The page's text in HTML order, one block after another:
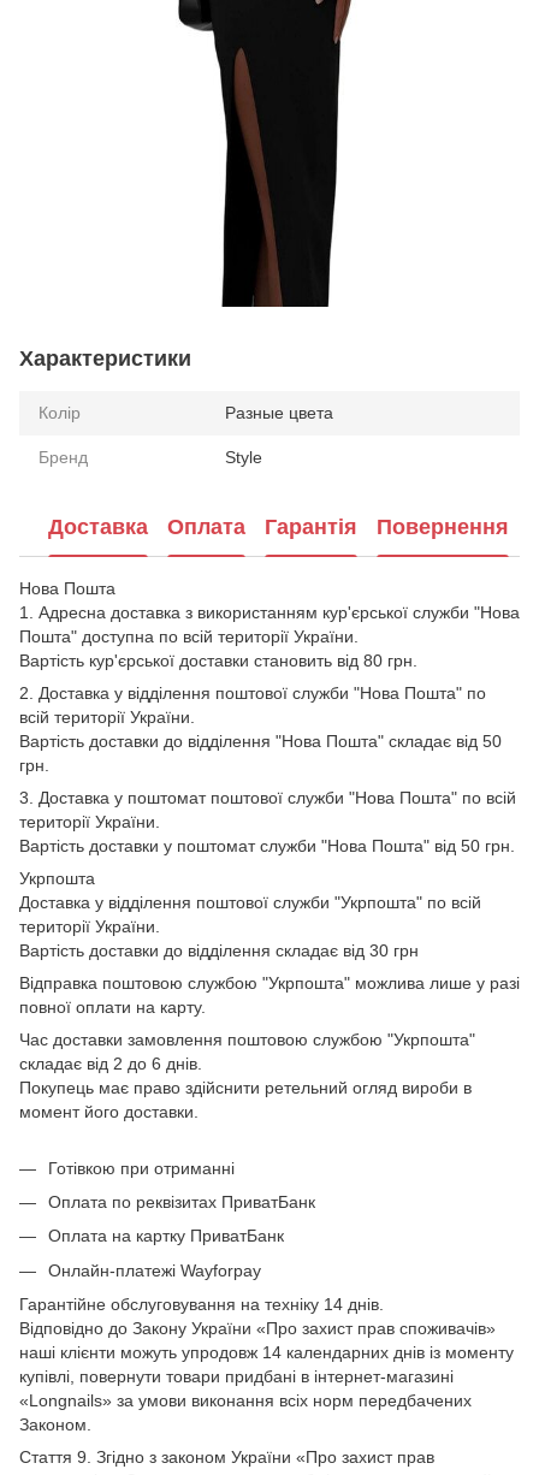
Характеристики
Колір Разные цвета
Бренд Style
Доставка Оплата Гарантія Повернення
Нова Пошта
1. Адресна доставка з використанням кур'єрської служби "Нова
Пошта" доступна по всій території України.
Вартість кур'єрської доставки становить від 80 грн.
2. Доставка у відділення поштової служби "Нова Пошта" по
всій території України.
Вартість доставки до відділення "Нова Пошта" складає від 50
грн.
3. Доставка у поштомат поштової служби "Нова Пошта" по всій
території України.
Вартість доставки у поштомат служби "Нова Пошта" від 50 грн.
Укрпошта
Доставка у відділення поштової служби "Укрпошта" по всій
території України.
Вартість доставки до відділення складає від 30 грн
Відправка поштовою службою "Укрпошта" можлива лише у разі
повної оплати на карту.
Час доставки замовлення поштовою службою "Укрпошта"
складає від 2 до 6 днів.
Покупець має право здійснити ретельний огляд вироби в
момент його доставки.
Готівкою при отриманні
Оплата по реквізитах ПриватБанк
Оплата на картку ПриватБанк
Онлайн-платежі Wayforpay
Гарантійне обслуговування на техніку 14 днів.
Відповідно до Закону України «Про захист прав споживачів»
наші клієнти можуть упродовж 14 календарних днів із моменту
купівлі, повернути товари придбані в інтернет-магазині
«Longnails» за умови виконання всіх норм передбачених
Законом.
Стаття 9. Згідно з законом України «Про захист прав